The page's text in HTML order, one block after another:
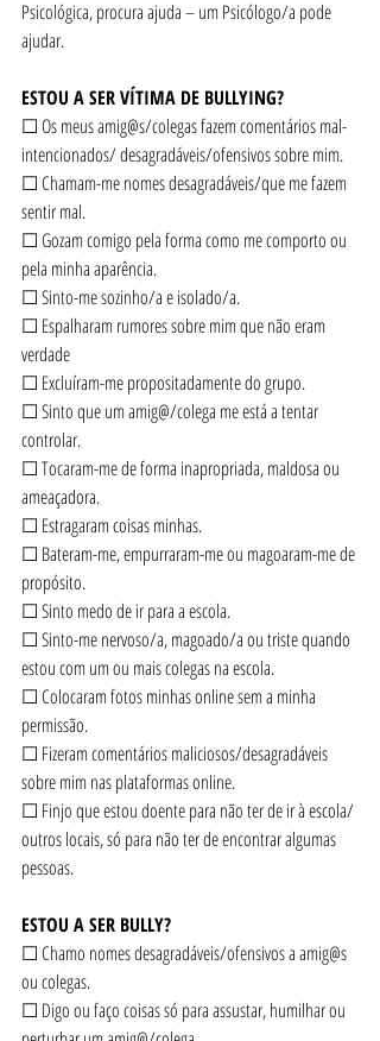
Psicológica, procura ajuda – um Psicólogo/a pode
ajudar.
ESTOU A SER VÍTIMA DE BULLYING?
☐ Os meus amig@s/colegas fazem comentários mal-
intencionados/ desagradáveis/ofensivos sobre mim.
☐ Chamam-me nomes desagradáveis/que me fazem
sentir mal.
☐ Gozam comigo pela forma como me comporto ou
pela minha aparência.
☐ Sinto-me sozinho/a e isolado/a.
☐ Espalharam rumores sobre mim que não eram
verdade
☐ Excluíram-me propositadamente do grupo.
☐ Sinto que um amig@/colega me está a tentar
controlar.
☐ Tocaram-me de forma inapropriada, maldosa ou
ameaçadora.
☐ Estragaram coisas minhas.
☐ Bateram-me, empurraram-me ou magoaram-me de
propósito.
☐ Sinto medo de ir para a escola.
☐ Sinto-me nervoso/a, magoado/a ou triste quando
estou com um ou mais colegas na escola.
☐ Colocaram fotos minhas online sem a minha
permissão.
☐ Fizeram comentários maliciosos/desagradáveis
sobre mim nas plataformas online.
☐ Finjo que estou doente para não ter de ir à escola/
outros locais, só para não ter de encontrar algumas
pessoas.
ESTOU A SER BULLY?
☐ Chamo nomes desagradáveis/ofensivos a amig@s
ou colegas.
☐ Digo ou faço coisas só para assustar, humilhar ou